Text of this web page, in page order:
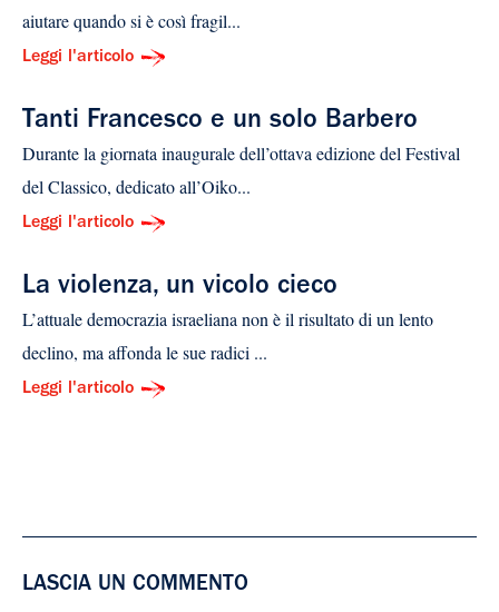
aiutare quando si è così fragil...
Leggi l'articolo
Tanti Francesco e un solo Barbero
Durante la giornata inaugurale dell’ottava edizione del Festival
del Classico, dedicato all’Oiko...
Leggi l'articolo
La violenza, un vicolo cieco
L’attuale democrazia israeliana non è il risultato di un lento
declino, ma affonda le sue radici ...
Leggi l'articolo
LASCIA UN COMMENTO